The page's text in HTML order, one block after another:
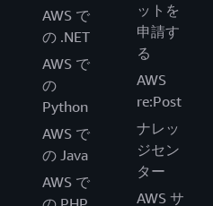
AWS で
の .NET
AWS で
の
Python
AWS で
の Java
AWS で
ットを
申請す
る
AWS
re:Post
ナレッ
ジセン
ター
AWS サ